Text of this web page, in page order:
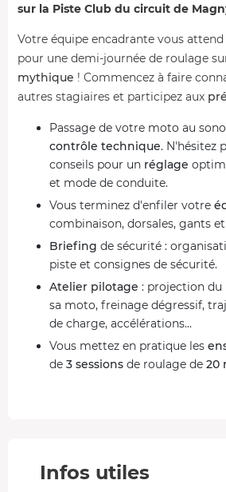
sur la Piste Club du circuit de
Votre équipe encadrante vous
pour une demi-journée de roulage
mythique ! Commencez à faire
autres stagiaires et participez aux
Passage de votre moto au
contrôle technique. N'hésitez
conseils pour un réglage
et mode de conduite.
Vous terminez d'enfiler votre
combinaison, dorsales, gants et
Briefing de sécurité :
piste et consignes de sécurité.
Atelier pilotage : projection du
sa moto, freinage dégressif,
de charge, accélérations...
Vous mettez en pratique les
de 3 sessions de roulage de 20
Piste Club
Infos utiles